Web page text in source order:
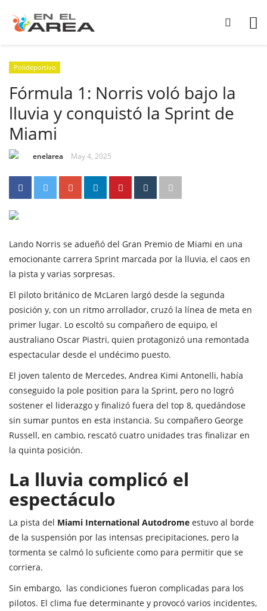
Polideportivo
Fórmula 1: Norris voló bajo la
lluvia y conquistó la Sprint de
Miami
enelarea May 4, 2025
Lando Norris se adueñó del Gran Premio de Miami en una
emocionante carrera Sprint marcada por la lluvia, el caos en
la pista y varias sorpresas.
El piloto británico de McLaren largó desde la segunda
posición y, con un ritmo arrollador, cruzó la línea de meta en
primer lugar. Lo escoltó su compañero de equipo, el
australiano Oscar Piastri, quien protagonizó una remontada
espectacular desde el undécimo puesto.
El joven talento de Mercedes, Andrea Kimi Antonelli, había
conseguido la pole position para la Sprint, pero no logró
sostener el liderazgo y finalizó fuera del top 8, quedándose
sin sumar puntos en esta instancia. Su compañero George
Russell, en cambio, rescató cuatro unidades tras finalizar en
la quinta posición.
La lluvia complicó el
espectáculo
La pista del Miami International Autodrome estuvo al borde
de la suspensión por las intensas precipitaciones, pero la
tormenta se calmó lo suficiente como para permitir que se
corriera.
Sin embargo, las condiciones fueron complicadas para los
pilotos. El clima fue determinante y provocó varios incidentes,